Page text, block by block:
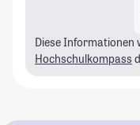
Diese Informationen
Hochschulkompass